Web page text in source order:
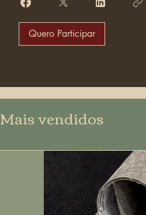
Quero Participar
Mais vendidos